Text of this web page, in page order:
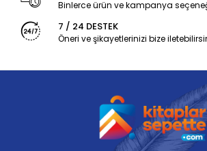
Binlerce ürün ve kampanya
7 / 24 DESTEK
Öneri ve şikayetlerinizi bize